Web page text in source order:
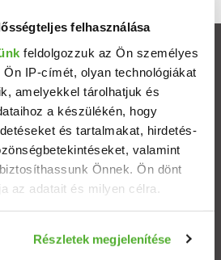
felhasználása
feldolgozzuk az Ön személyes
IP-címét, olyan technológiákat
amelyekkel tárolhatjuk és
a készülékén, hogy
és tartalmakat, hirdetés-
valamint
Önnek. Ön dönt
az adatait és milyen célra.
az Ön földrajzi elhelyezkedéséről
Részletek megjelenítése